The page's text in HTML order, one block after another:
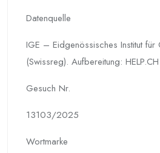
Datenquelle
IGE – Eidgenössisches Institut für
(Swissreg). Aufbereitung: HELP.CH
Gesuch Nr.
13103/2025
Wortmarke